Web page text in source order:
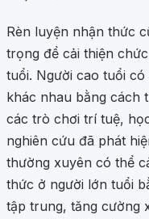
Rèn luyện nhận thức
trọng để cải thiện
tuổi. Người cao tuổi
khác nhau bằng cách
các trò chơi trí tuệ,
nghiên cứu đã phát
thường xuyên có thể
thức ở người lớn tuổi
tập trung, tăng cường